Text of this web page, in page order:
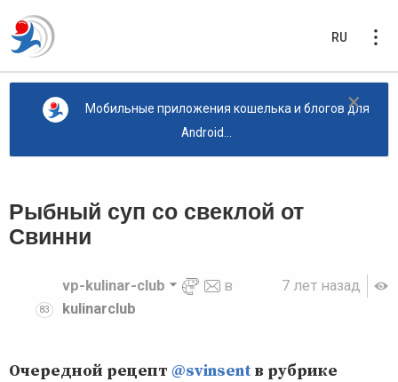
RU
×
Мобильные приложения кошелька и блогов для
Android...
Рыбный суп со свеклой от
Свинни
7 лет назад
83
vp-kulinar-club
в
kulinarclub
Очередной рецепт @svinsent в рубрике